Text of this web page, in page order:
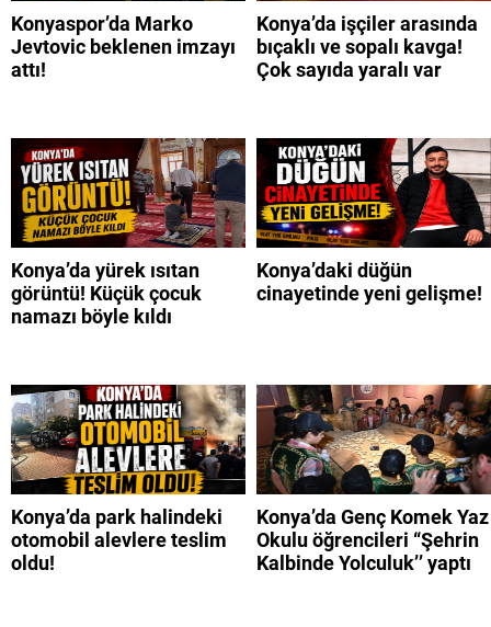
Konyaspor’da Marko
Jevtovic beklenen imzayı
attı!
Konya’da işçiler arasında
bıçaklı ve sopalı kavga!
Çok sayıda yaralı var
Konya’da yürek ısıtan
görüntü! Küçük çocuk
namazı böyle kıldı
Konya’daki düğün
cinayetinde yeni gelişme!
Konya’da park halindeki
otomobil alevlere teslim
oldu!
Konya’da Genç Komek Yaz
Okulu öğrencileri “Şehrin
Kalbinde Yolculuk’’ yaptı